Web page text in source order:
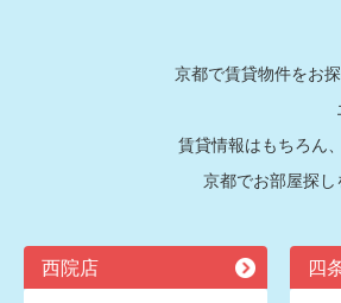
京都で賃貸物件をお
賃貸情報はもちろん
京都でお部屋探
西院店 四